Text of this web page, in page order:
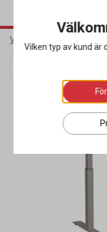
Varumärken
Vilken typ av kund är